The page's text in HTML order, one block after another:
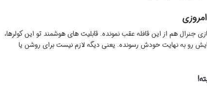
جنرال هم از این قافله عقب نمونده. قابلیت های هوشمند تو این کولرها،
رو به نهایت خودش رسونده. یعنی دیگه لازم نیست برای روشن یا